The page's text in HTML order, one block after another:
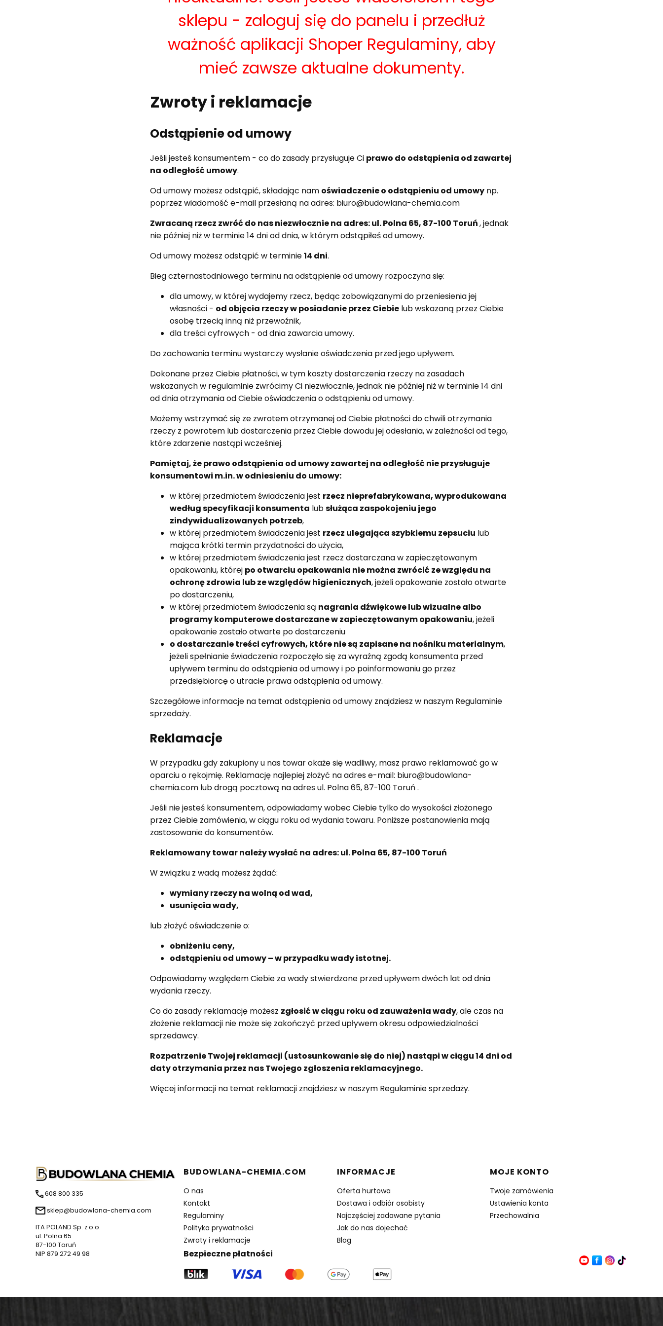
sklepu - zaloguj się do panelu i przedłuż
ważność aplikacji Shoper Regulaminy, aby
mieć zawsze aktualne dokumenty.
Zwroty i reklamacje
Odstąpienie od umowy
Jeśli jesteś konsumentem - co do zasady przysługuje Ci prawo do odstąpienia od zawartej
na odległość umowy.
Od umowy możesz odstąpić, składając nam oświadczenie o odstąpieniu od umowy np.
poprzez wiadomość e-mail przesłaną na adres: biuro@budowlana-chemia.com
Zwracaną rzecz zwróć do nas niezwłocznie na adres: ul. Polna 65, 87-100 Toruń, jednak
nie później niż w terminie 14 dni od dnia, w którym odstąpiłeś od umowy.
Od umowy możesz odstąpić w terminie14 dni.
Bieg czternastodniowego terminu na odstąpienie od umowy rozpoczyna się:
dla umowy, w której wydajemy rzecz, będąc zobowiązanymi do przeniesienia jej
własności - od objęcia rzeczy w posiadanie przez Ciebie lub wskazaną przez Ciebie
osobę trzecią inną niż przewoźnik,
dla treści cyfrowych - od dnia zawarcia umowy.
Do zachowania terminu wystarczy wysłanie oświadczenia przed jego upływem.
Dokonane przez Ciebie płatności, w tym koszty dostarczenia rzeczy na zasadach
wskazanych w regulaminie zwrócimy Ci niezwłocznie, jednak nie później niż w terminie 14 dni
od dnia otrzymania od Ciebie oświadczenia o odstąpieniu od umowy.
Możemy wstrzymać się ze zwrotem otrzymanej od Ciebie płatności do chwili otrzymania
rzeczy z powrotem lub dostarczenia przez Ciebie dowodu jej odesłania, w zależności od tego,
które zdarzenie nastąpi wcześniej.
Pamiętaj, że prawo odstąpienia od umowy zawartej na odległość nie przysługuje
konsumentowi m.in. w odniesieniu do umowy:
w której przedmiotem świadczenia jest rzecz nieprefabrykowana, wyprodukowana
według specyfikacji konsumenta lubsłużąca zaspokojeniu jego
zindywidualizowanych potrzeb,
w której przedmiotem świadczenia jest rzecz ulegająca szybkiemu zepsuciu lub
mająca krótki termin przydatności do użycia,
w której przedmiotem świadczenia jest rzecz dostarczana w zapieczętowanym
opakowaniu, której po otwarciu opakowania nie można zwrócić ze względu na
ochronę zdrowia lub ze względów higienicznych, jeżeli opakowanie zostało otwarte
po dostarczeniu,
w której przedmiotem świadczenia są nagrania dźwiękowe lub wizualne albo
programy komputerowe dostarczane w zapieczętowanym opakowaniu, jeżeli
opakowanie zostało otwarte po dostarczeniu
o dostarczanie treści cyfrowych, które nie są zapisane na nośniku materialnym,
jeżeli spełnianie świadczenia rozpoczęło się za wyraźną zgodą konsumenta przed
upływem terminu do odstąpienia od umowy i po poinformowaniu go przez
przedsiębiorcę o utracie prawa odstąpienia od umowy.
Szczegółowe informacje na temat odstąpienia od umowy znajdziesz w naszym Regulaminie
sprzedaży.
Reklamacje
W przypadku gdy zakupiony u nas towar okaże się wadliwy, masz prawo reklamować go w
oparciu o rękojmię. Reklamację najlepiej złożyć na adres e-mail: biuro@budowlana-
chemia.com lub drogą pocztową na adres ul. Polna 65, 87-100 Toruń .
Jeśli nie jesteś konsumentem, odpowiadamy wobec Ciebie tylko do wysokości złożonego
przez Ciebie zamówienia, w ciągu roku od wydania towaru. Poniższe postanowienia mają
zastosowanie do konsumentów.
Reklamowany towar należy wysłać na adres: ul. Polna 65, 87-100 Toruń
W związku z wadą możesz żądać:
wymiany rzeczy na wolną od wad,
usunięcia wady,
lub złożyć oświadczenie o:
obniżeniu ceny,
odstąpieniu od umowy – w przypadku wady istotnej.
Odpowiadamy względem Ciebie za wady stwierdzone przed upływem dwóch lat od dnia
wydania rzeczy.
Co do zasady reklamację możesz zgłosić w ciągu roku od zauważenia wady, ale czas na
złożenie reklamacji nie może się zakończyć przed upływem okresu odpowiedzialności
sprzedawcy.
Rozpatrzenie Twojej reklamacji (ustosunkowanie się do niej) nastąpi w ciągu 14 dni od
daty otrzymania przez nas Twojego zgłoszenia reklamacyjnego.
Więcej informacji na temat reklamacji znajdziesz w naszym Regulaminie sprzedaży.
608 800 335
sklep@budowlana-chemia.com
ITA POLAND Sp. z o.o.
ul. Polna 65
87-100 Toruń
NIP 879 272 49 98
Linki w stopce
BUDOWLANA-CHEMIA.COM
O nas
Kontakt
Regulaminy
Polityka prywatności
Zwroty i reklamacje
INFORMACJE
Oferta hurtowa
Dostawa i odbiór osobisty
Najczęściej zadawane pytania
Jak do nas dojechać
Blog
MOJE KONTO
Twoje zamówienia
Ustawienia konta
Przechowalnia
Bezpieczne płatności